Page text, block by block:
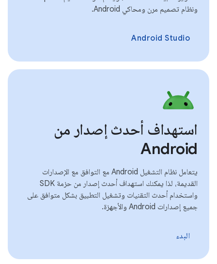
ونظام تصميم مرن ومحاكي Android.
Android Studio
استهداف أحدث إصدار من
Android
يتعامل نظام التشغيل Android مع التوافق مع الإصدارات
القديمة، لذا يمكنك استهداف أحدث إصدار من حزمة SDK
واستخدام أحدث التقنيات وتشغيل التطبيق بشكل متوافق على
جميع إصدارات Android والأجهزة.
البدء